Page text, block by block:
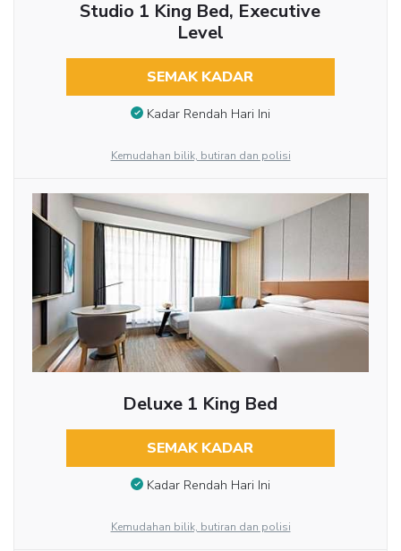
Studio 1 King Bed, Executive
Level
SEMAK KADAR
Kadar Rendah Hari Ini
Kemudahan bilik, butiran dan polisi
Deluxe 1 King Bed
SEMAK KADAR
Kadar Rendah Hari Ini
Kemudahan bilik, butiran dan polisi